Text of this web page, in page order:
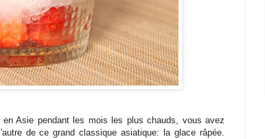
Asie pendant les mois les plus chauds, vous avez
de ce grand classique asiatique: la glace râpée.